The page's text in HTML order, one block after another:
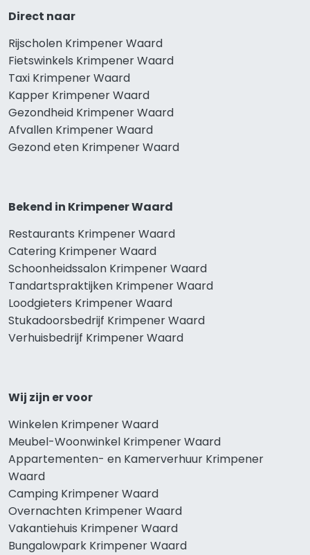
Direct naar
Rijscholen Krimpener Waard
Fietswinkels Krimpener Waard
Taxi Krimpener Waard
Kapper Krimpener Waard
Gezondheid Krimpener Waard
Afvallen Krimpener Waard
Gezond eten Krimpener Waard
Bekend in Krimpener Waard
Restaurants Krimpener Waard
Catering Krimpener Waard
Schoonheidssalon Krimpener Waard
Tandartspraktijken Krimpener Waard
Loodgieters Krimpener Waard
Stukadoorsbedrijf Krimpener Waard
Verhuisbedrijf Krimpener Waard
Wij zijn er voor
Winkelen Krimpener Waard
Meubel-Woonwinkel Krimpener Waard
Appartementen- en Kamerverhuur Krimpener
Waard
Camping Krimpener Waard
Overnachten Krimpener Waard
Vakantiehuis Krimpener Waard
Bungalowpark Krimpener Waard